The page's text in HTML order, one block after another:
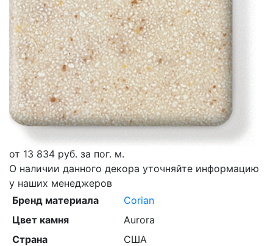
от 13 834 руб. за пог. м.
О наличии данного декора уточняйте информацию
у наших менеджеров
Бренд материала
Corian
Цвет камня
Aurora
Страна
США